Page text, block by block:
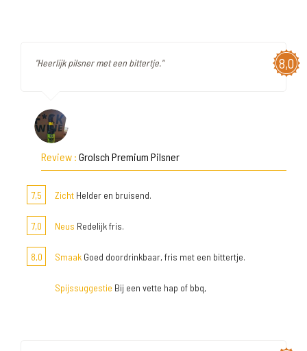
8,0
"Heerlijk pilsner met een bittertje."
Review : Grolsch Premium Pilsner
7,5 Zicht Helder en bruisend.
7,0 Neus Redelijk fris.
8,0 Smaak Goed doordrinkbaar, fris met een bittertje.
Spijssuggestie Bij een vette hap of bbq,